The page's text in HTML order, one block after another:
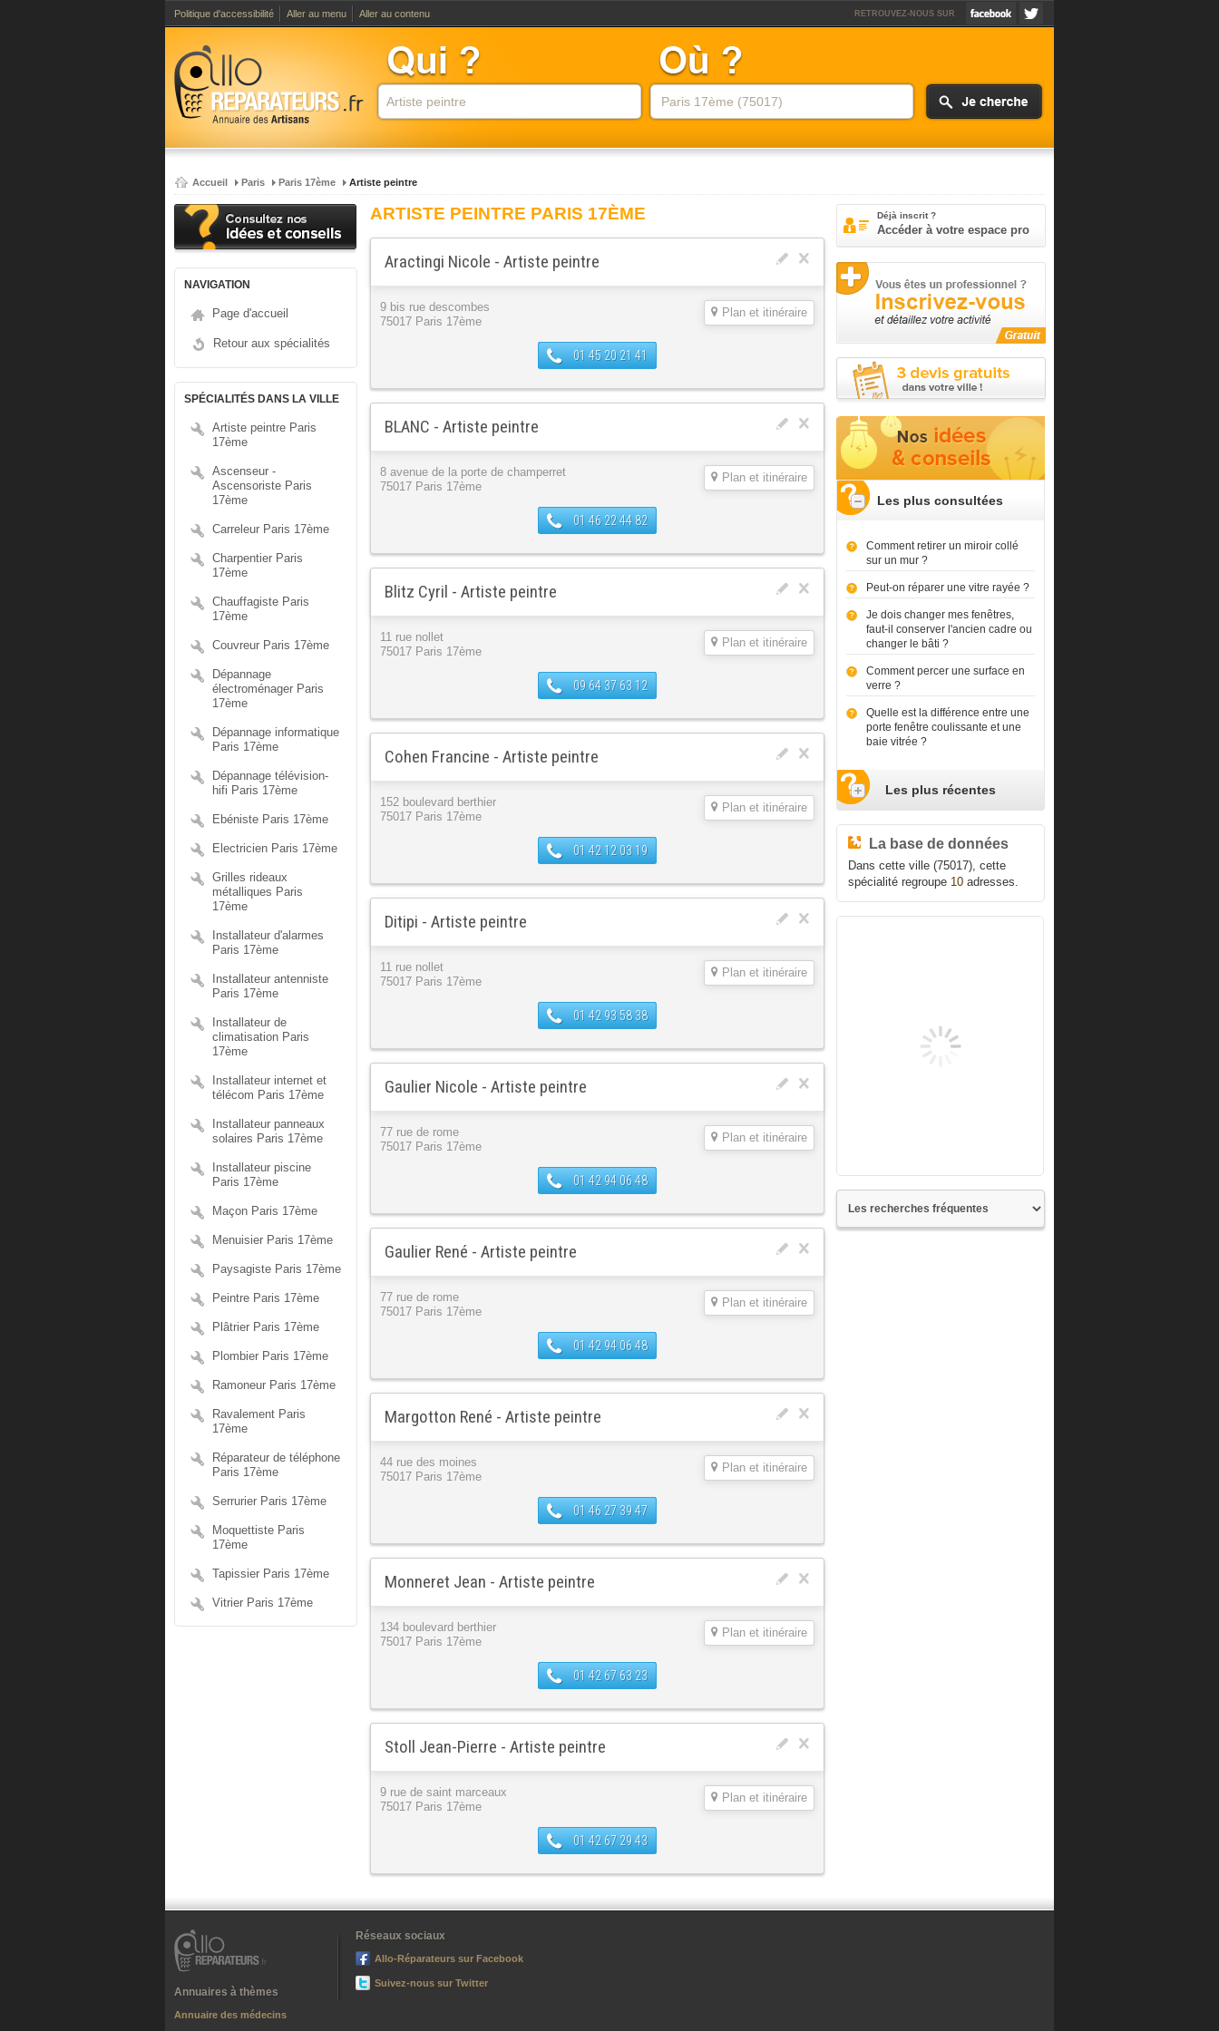
Politique d'accessibilité Aller au menu Aller au contenu RETROUVEZ-NOUS SUR
Accueil Paris Paris 17ème Artiste peintre
NAVIGATION
Page d'accueil
Retour aux spécialités
SPÉCIALITÉS DANS LA VILLE
Artiste peintre Paris
17ème
Ascenseur -
Ascensoriste Paris
17ème
Carreleur Paris 17ème
Charpentier Paris
17ème
Chauffagiste Paris
17ème
Couvreur Paris 17ème
Dépannage
électroménager Paris
17ème
Dépannage informatique
Paris 17ème
Dépannage télévision-
hifi Paris 17ème
Ebéniste Paris 17ème
Electricien Paris 17ème
Grilles rideaux
métalliques Paris
17ème
Installateur d'alarmes
Paris 17ème
Installateur antenniste
Paris 17ème
Installateur de
climatisation Paris
17ème
Installateur internet et
télécom Paris 17ème
Installateur panneaux
solaires Paris 17ème
Installateur piscine
Paris 17ème
Maçon Paris 17ème
Menuisier Paris 17ème
Paysagiste Paris 17ème
Peintre Paris 17ème
Plâtrier Paris 17ème
Plombier Paris 17ème
Ramoneur Paris 17ème
Ravalement Paris
17ème
Réparateur de téléphone
Paris 17ème
Serrurier Paris 17ème
Moquettiste Paris
17ème
Tapissier Paris 17ème
Vitrier Paris 17ème
ARTISTE PEINTRE PARIS 17ÈME
Aractingi Nicole - Artiste peintre
Plan et itinéraire
9 bis rue descombes
75017 Paris 17ème
01 45 20 21 41
BLANC - Artiste peintre
Plan et itinéraire
8 avenue de la porte de champerret
75017 Paris 17ème
01 46 22 44 82
Blitz Cyril - Artiste peintre
Plan et itinéraire
11 rue nollet
75017 Paris 17ème
09 64 37 63 12
Cohen Francine - Artiste peintre
Plan et itinéraire
152 boulevard berthier
75017 Paris 17ème
01 42 12 03 19
Ditipi - Artiste peintre
Plan et itinéraire
11 rue nollet
75017 Paris 17ème
01 42 93 58 38
Gaulier Nicole - Artiste peintre
Plan et itinéraire
77 rue de rome
75017 Paris 17ème
01 42 94 06 48
Gaulier René - Artiste peintre
Plan et itinéraire
77 rue de rome
75017 Paris 17ème
01 42 94 06 48
Margotton René - Artiste peintre
Plan et itinéraire
44 rue des moines
75017 Paris 17ème
01 46 27 39 47
Monneret Jean - Artiste peintre
Plan et itinéraire
134 boulevard berthier
75017 Paris 17ème
01 42 67 63 23
Stoll Jean-Pierre - Artiste peintre
Plan et itinéraire
9 rue de saint marceaux
75017 Paris 17ème
01 42 67 29 43
Déjà inscrit ?
Accéder à votre espace pro
Les plus consultées
Comment retirer un miroir collé
sur un mur ?
Peut-on réparer une vitre rayée ?
Je dois changer mes fenêtres,
faut-il conserver l'ancien cadre ou
changer le bâti ?
Comment percer une surface en
verre ?
Quelle est la différence entre une
porte fenêtre coulissante et une
baie vitrée ?
Les plus récentes
La base de données
Dans cette ville (75017), cette
spécialité regroupe 10adresses.
Annuaires à thèmes
Annuaire des médecins
Réseaux sociaux
Allo-Réparateurs sur Facebook
Suivez-nous sur Twitter